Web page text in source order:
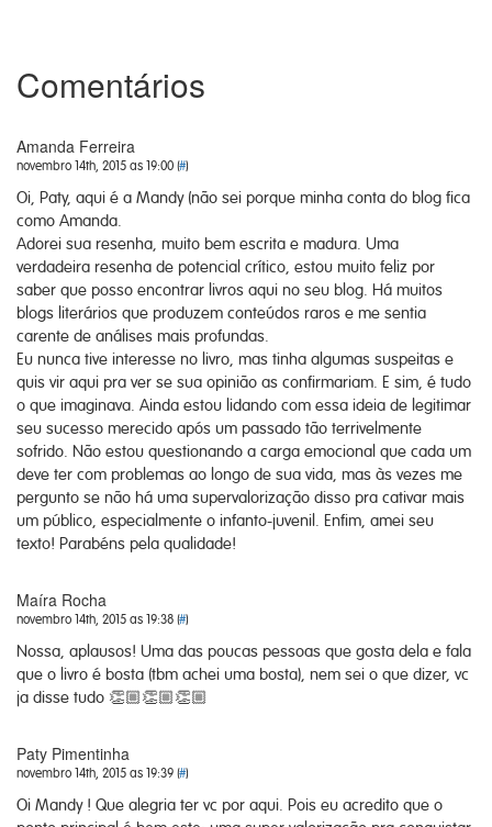
Comentários
Amanda Ferreira
novembro 14th, 2015 as 19:00 (#)
Oi, Paty, aqui é a Mandy (não sei porque minha conta do blog fica
como Amanda.
Adorei sua resenha, muito bem escrita e madura. Uma
verdadeira resenha de potencial crítico, estou muito feliz por
saber que posso encontrar livros aqui no seu blog. Há muitos
blogs literários que produzem conteúdos raros e me sentia
carente de análises mais profundas.
Eu nunca tive interesse no livro, mas tinha algumas suspeitas e
quis vir aqui pra ver se sua opinião as confirmariam. E sim, é tudo
o que imaginava. Ainda estou lidando com essa ideia de legitimar
seu sucesso merecido após um passado tão terrivelmente
sofrido. Não estou questionando a carga emocional que cada um
deve ter com problemas ao longo de sua vida, mas às vezes me
pergunto se não há uma supervalorização disso pra cativar mais
um público, especialmente o infanto-juvenil. Enfim, amei seu
texto! Parabéns pela qualidade!
Maíra Rocha
novembro 14th, 2015 as 19:38 (#)
Nossa, aplausos! Uma das poucas pessoas que gosta dela e fala
que o livro é bosta (tbm achei uma bosta), nem sei o que dizer, vc
ja disse tudo 👏🏼👏🏼👏🏼
Paty Pimentinha
novembro 14th, 2015 as 19:39 (#)
Oi Mandy ! Que alegria ter vc por aqui. Pois eu acredito que o